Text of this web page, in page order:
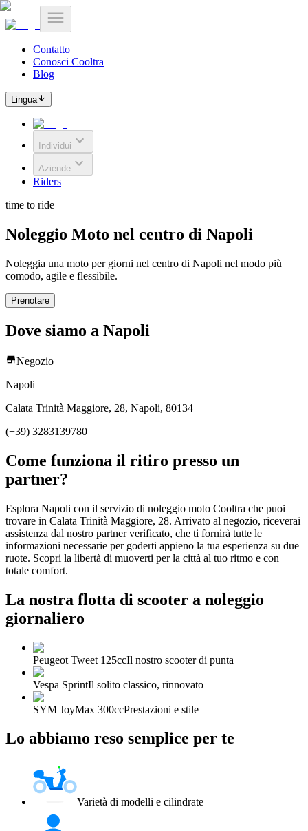
Contatto
Conosci Cooltra
Blog
Lingua
Individui
Aziende
Riders
time to ride
Noleggio Moto nel centro di Napoli
Noleggia una moto per giorni nel centro di Napoli nel modo più
comodo, agile e flessibile.
Prenotare
Dove siamo a Napoli
Negozio
Napoli
Calata Trinità Maggiore, 28, Napoli, 80134
(+39) 3283139780
Come funziona il ritiro presso un
partner?
Esplora Napoli con il servizio di noleggio moto Cooltra che puoi
trovare in Calata Trinità Maggiore, 28. Arrivato al negozio, riceverai
assistenza dal nostro partner verificato, che ti fornirà tutte le
informazioni necessarie per goderti appieno la tua esperienza su due
ruote. Scopri la libertà di muoverti per la città al tuo ritmo e con
totale comfort.
La nostra flotta di scooter a noleggio
giornaliero
Peugeot Tweet 125ccIl nostro scooter di punta
Vespa SprintIl solito classico, rinnovato
SYM JoyMax 300ccPrestazioni e stile
Lo abbiamo reso semplice per te
Varietà di modelli e cilindrate